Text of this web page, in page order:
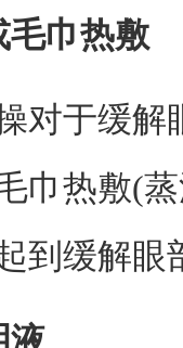
毛巾热敷
于缓解
巾热敷(
到缓解眼